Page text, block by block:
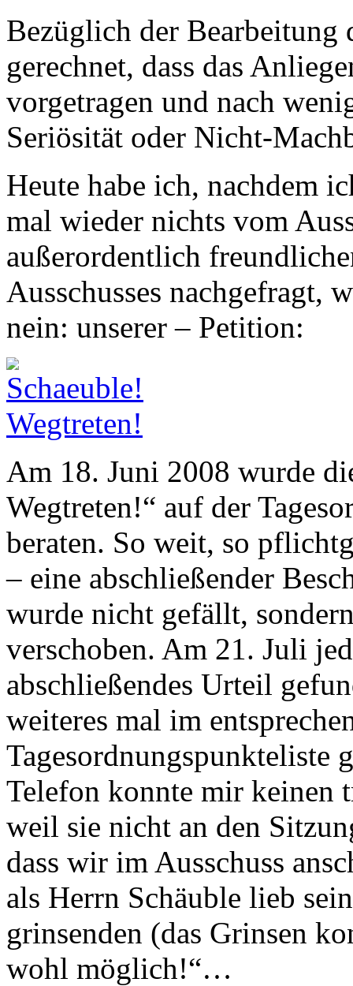
Bezüglich der Bearbeitung
gerechnet, dass das
vorgetragen und nach
Seriösität oder Nicht-
Heute habe ich, nachdem
mal wieder nichts vom
außerordentlich
Ausschusses nachgefragt,
nein: unserer – Petition:
Am 18. Juni 2008 wurde
Wegtreten!“ auf der
beraten. So weit, so
– eine abschließender
wurde nicht gefällt,
verschoben. Am 21. Juli
abschließendes Urteil
weiteres mal im
Tagesordnungspunkteliste
Telefon konnte mir keinen
weil sie nicht an den
dass wir im Ausschuss
als Herrn Schäuble lieb
grinsenden (das Grinsen
wohl möglich!“…